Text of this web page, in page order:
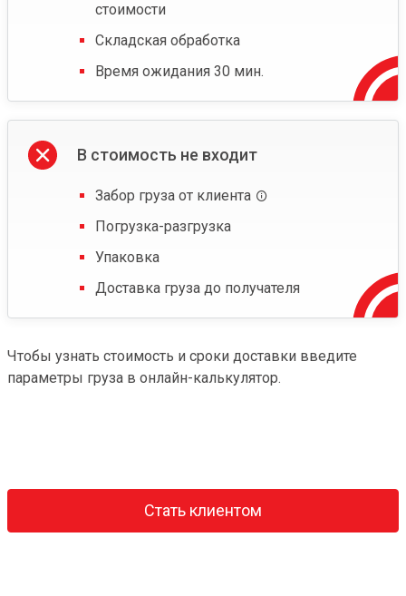
стоимости
Складская обработка
Время ожидания 30 мин.
В стоимость не входит
Забор груза от клиента
Погрузка-разгрузка
Упаковка
Доставка груза до получателя
Чтобы узнать стоимость и сроки доставки введите
параметры груза в онлайн-калькулятор.
Стать клиентом